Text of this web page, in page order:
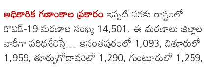
అధికారిక గణాంకాల ప్రకారంఇప్పటి వరకు రాష్ట్రంలో
కొవిడ్-19 మరణాల సంఖ్య 14,501. ఈ మరణాలు జిల్లాల
వారీగా పరిధశీలిస్తే… అనంతపురంలో 1,093, చిత్తూరులో
1,959, తూర్పుగోదావరిలో 1,290, గుంటూరులో 1,259,